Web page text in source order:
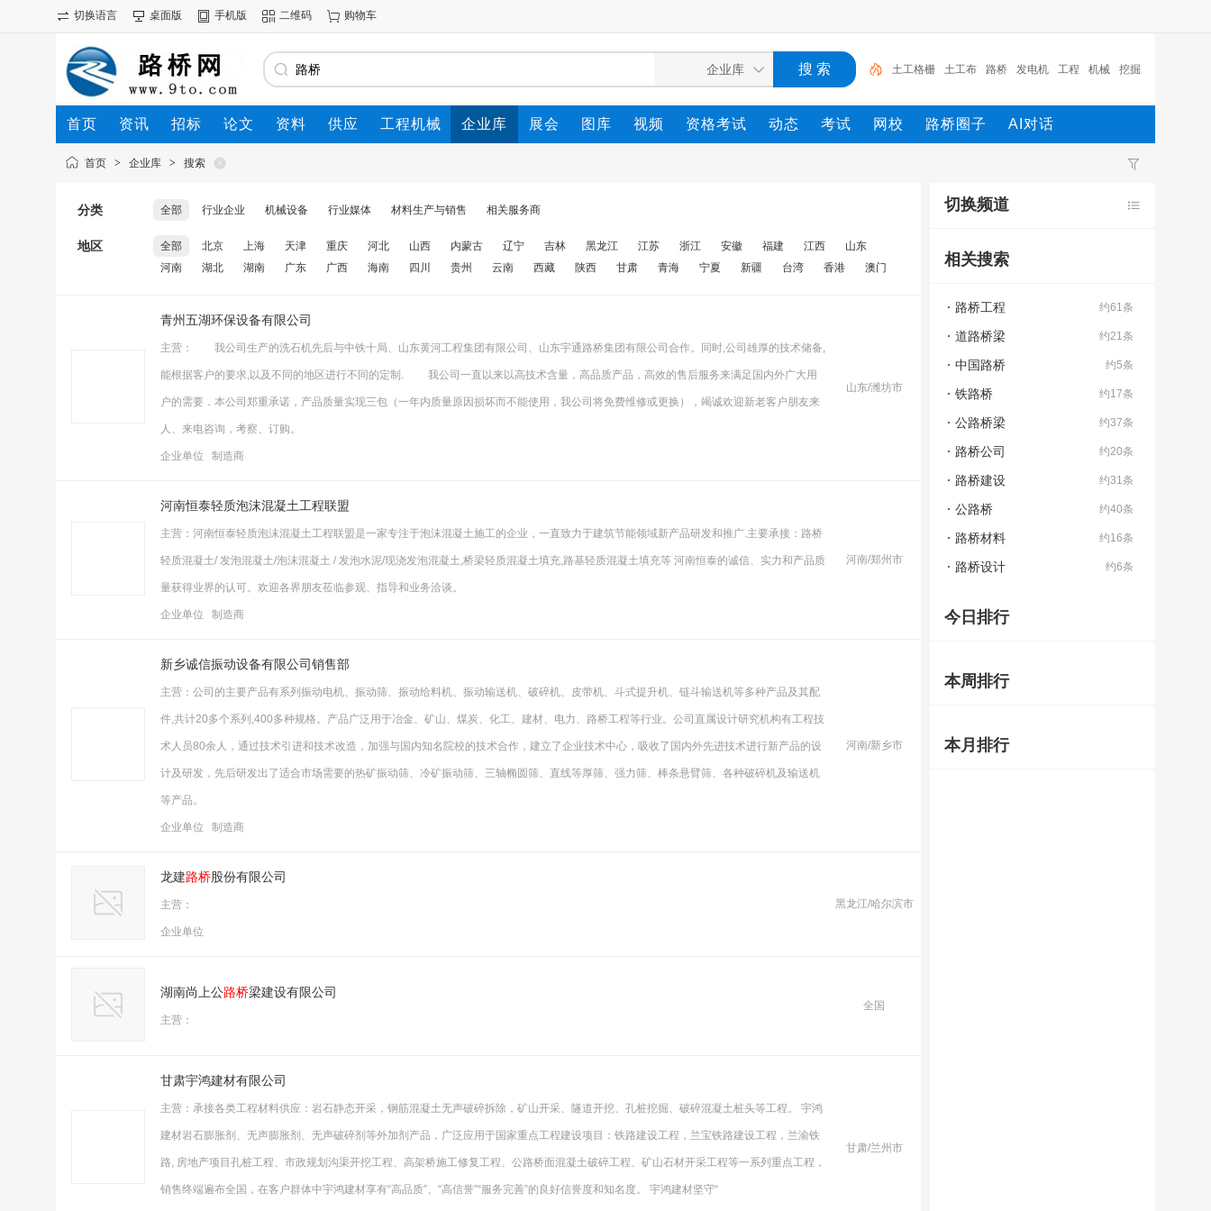
切换语言 桌面版 手机版 二维码 购物车
土工格栅 土工布 路桥 发电机 工程 机械 挖掘
机 蓄排水板 千斤顶 试验箱 土工格栅
首页 资讯 招标 论文 资料 供应 工程机械 企业库 展会 图库 视频 资格考试 动态 考试 网校 路桥圈子 AI对话
首页 > 企业库 > 搜索
分类 全部 行业企业 机械设备 行业媒体 材料生产与销售 相关服务商
地区 全部 北京 上海 天津 重庆 河北 山西 内蒙古 辽宁 吉林 黑龙江 江苏 浙江 安徽 福建 江西
山东
河南
湖北 湖南 广东 广西 海南 四川 贵州 云南 西藏 陕西 甘肃 青海 宁夏 新疆 台湾 香港 澳门
青州五湖环保设备有限公司
主营： 我公司生产的洗石机先后与中铁十局、山东黄河工程集团有限公司、山东宇通路桥集团有限公司合作。同时,公司雄厚的技术储备,
能根据客户的要求,以及不同的地区进行不同的定制. 我公司一直以来以高技术含量，高品质产品，高效的售后服务来满足国内外广大用
户的需要．本公司郑重承诺，产品质量实现三包（一年内质量原因损坏而不能使用，我公司将免费维修或更换），竭诚欢迎新老客户朋友来
人、来电咨询，考察、订购。
企业单位 制造商
山东/潍坊市
河南恒泰轻质泡沫混凝土工程联盟
主营：河南恒泰轻质泡沫混凝土工程联盟是一家专注于泡沫混凝土施工的企业，一直致力于建筑节能领域新产品研发和推广.主要承接：路桥
轻质混凝土/ 发泡混凝土/泡沫混凝土 / 发泡水泥/现浇发泡混凝土,桥梁轻质混凝土填充,路基轻质混凝土填充等 河南恒泰的诚信、实力和产品质
量获得业界的认可。欢迎各界朋友莅临参观、指导和业务洽谈。
企业单位 制造商
河南/郑州市
新乡诚信振动设备有限公司销售部
主营：公司的主要产品有系列振动电机、振动筛、振动给料机、振动输送机、破碎机、皮带机、斗式提升机、链斗输送机等多种产品及其配
件,共计20多个系列,400多种规格。产品广泛用于冶金、矿山、煤炭、化工、建材、电力、路桥工程等行业。公司直属设计研究机构有工程技
术人员80余人，通过技术引进和技术改造，加强与国内知名院校的技术合作，建立了企业技术中心，吸收了国内外先进技术进行新产品的设
计及研发，先后研发出了适合市场需要的热矿振动筛、冷矿振动筛、三轴椭圆筛、直线等厚筛、强力筛、棒条悬臂筛、各种破碎机及输送机
等产品。
企业单位 制造商
河南/新乡市
龙建路桥股份有限公司
主营：
企业单位
黑龙江/哈尔滨市
湖南尚上公路桥梁建设有限公司
主营：
全国
甘肃宇鸿建材有限公司
主营：承接各类工程材料供应：岩石静态开采，钢筋混凝土无声破碎拆除，矿山开采、隧道开挖、孔桩挖掘、破碎混凝土桩头等工程。 宇鸿
建材岩石膨胀剂、无声膨胀剂、无声破碎剂等外加剂产品，广泛应用于国家重点工程建设项目：铁路建设工程，兰宝铁路建设工程，兰渝铁
路, 房地产项目孔桩工程、市政规划沟渠开挖工程、高架桥施工修复工程、公路桥面混凝土破碎工程、矿山石材开采工程等一系列重点工程，
销售终端遍布全国，在客户群体中宇鸿建材享有“高品质”、“高信誉”“服务完善”的良好信誉度和知名度。 宇鸿建材坚守“
甘肃/兰州市
切换频道
相关搜索
约61条
路桥工程
约21条
道路桥梁
约5条
中国路桥
约17条
铁路桥
约37条
公路桥梁
约20条
路桥公司
约31条
路桥建设
约40条
公路桥
约16条
路桥材料
约6条
路桥设计
今日排行
本周排行
本月排行